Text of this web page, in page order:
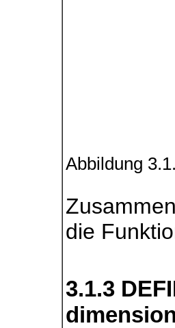
Abbildung
die
3.1.3